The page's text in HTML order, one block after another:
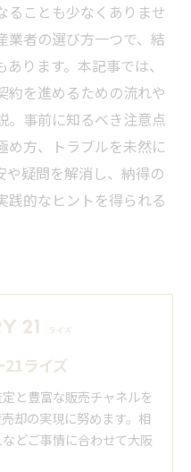
ることも少なくありませ
業者の選び方一つで、結
ります。本記事では、
約を進めるための流れや
。事前に知るべき注意点
め方、トラブルを未然に
や疑問を解消し、納得の
践的なヒントを得られる
21ライズ
と豊富な販売チャネルを
却の実現に努めます。相
どご事情に合わせて大阪